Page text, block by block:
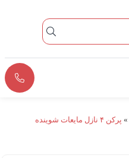
» پرکن ۴ نازل مایعات شوینده